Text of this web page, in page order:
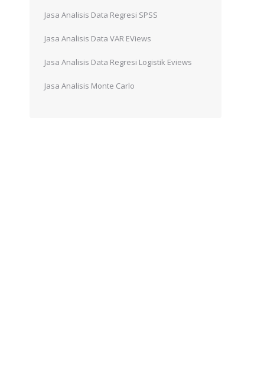
Jasa Analisis Data Regresi SPSS
Jasa Analisis Data VAR EViews
Jasa Analisis Data Regresi Logistik Eviews
Jasa Analisis Monte Carlo